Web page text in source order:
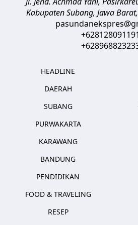
Kabupaten Subang, Jawa Barat
HEADLINE
DAERAH
SUBANG
PURWAKARTA
KARAWANG
BANDUNG
PENDIDIKAN
FOOD & TRAVELING
RESEP